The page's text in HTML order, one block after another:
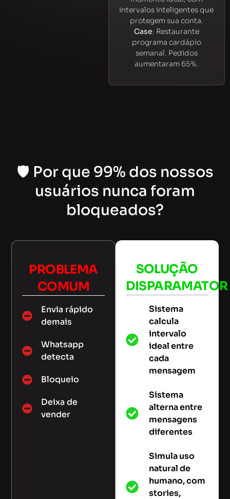
intervalos inteligentes que
protegem sua conta.
Case: Restaurante
programa cardápio
semanal. Pedidos
aumentaram 65%.
🛡️ Por que 99% dos nossos
usuários nunca foram
bloqueados?
PROBLEMA
COMUM
Envia rápido
demais
Whatsapp
detecta
Bloqueio
Deixa de
vender
SOLUÇÃO
DISPARAMATOR
Sistema
calcula
intervalo
ideal entre
cada
mensagem
Sistema
alterna entre
mensagens
diferentes
Simula uso
natural de
humano, com
stories,